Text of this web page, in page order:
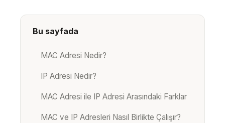
Bu sayfada
MAC Adresi Nedir?
IP Adresi Nedir?
MAC Adresi ile IP Adresi Arasındaki Farklar
MAC ve IP Adresleri Nasıl Birlikte Çalışır?